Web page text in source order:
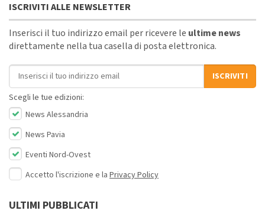
ISCRIVITI ALLE NEWSLETTER
Inserisci il tuo indirizzo email per ricevere le ultime news
direttamente nella tua casella di posta elettronica.
Indirizzo email
ISCRIVITI
Scegli le tue edizioni:
News Alessandria
News Pavia
Eventi Nord-Ovest
Accetto l'iscrizione e la Privacy Policy
ULTIMI PUBBLICATI